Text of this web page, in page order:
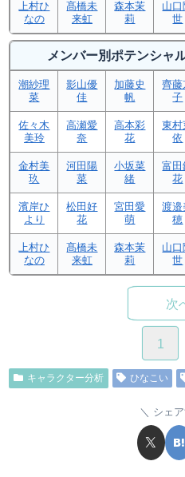
上村ひ
なの
髙橋未
来虹
森本茉
莉
山口
世
メンバー別ポテンシャ
潮紗理
菜
影山優
佳
加藤史
帆
齊藤
子
佐々木
美玲
高瀬愛
奈
高本彩
花
東村
依
金村美
玖
河田陽
菜
小坂菜
緒
富田
花
濱岸ひ
より
松田好
花
宮田愛
萌
渡邉
穂
上村ひ
なの
髙橋未
来虹
森本茉
莉
山口
世
次
1
キャラクター分析 ひなこい
シェ